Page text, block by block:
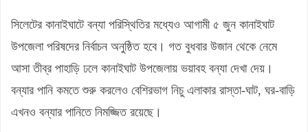
সিলেটের কানাইঘাটে বন্যা পরিস্থিতির মধ্যেও আগামী ৫ জুন কানাইঘাট
উপজেলা পরিষদের নির্বাচন অনুষ্ঠিত হবে। গত বুধবার উজান থেকে নেমে
আসা তীব্র পাহাড়ি ঢলে কানাইঘাট উপজেলায় ভয়াবহ বন্যা দেখা দেয়।
বন্যার পানি কমতে শুরু করলেও বেশিরভাগ নিচু এলাকার রাস্তা-ঘাট, ঘর-বাড়ি
এখনও বন্যার পানিতে নিমজ্জিত রয়েছে।